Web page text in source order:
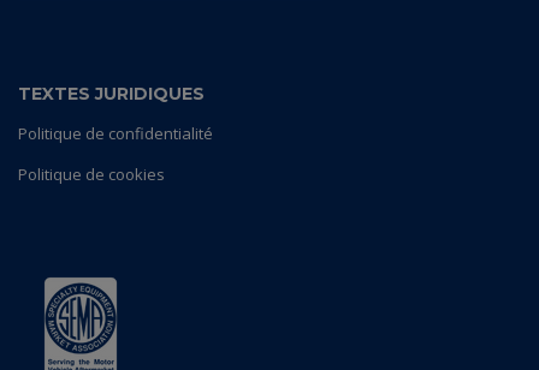
TEXTES JURIDIQUES
Politique de confidentialité
Politique de cookies